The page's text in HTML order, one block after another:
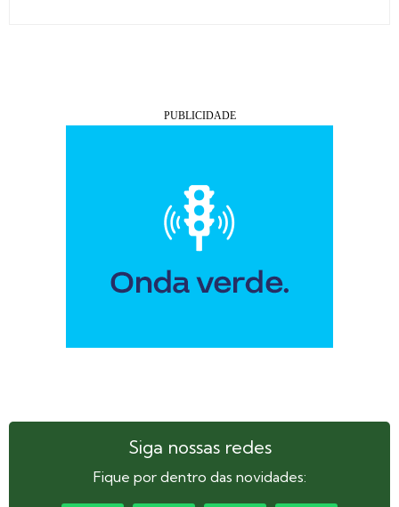
Siga nossas redes
Fique por dentro das novidades: